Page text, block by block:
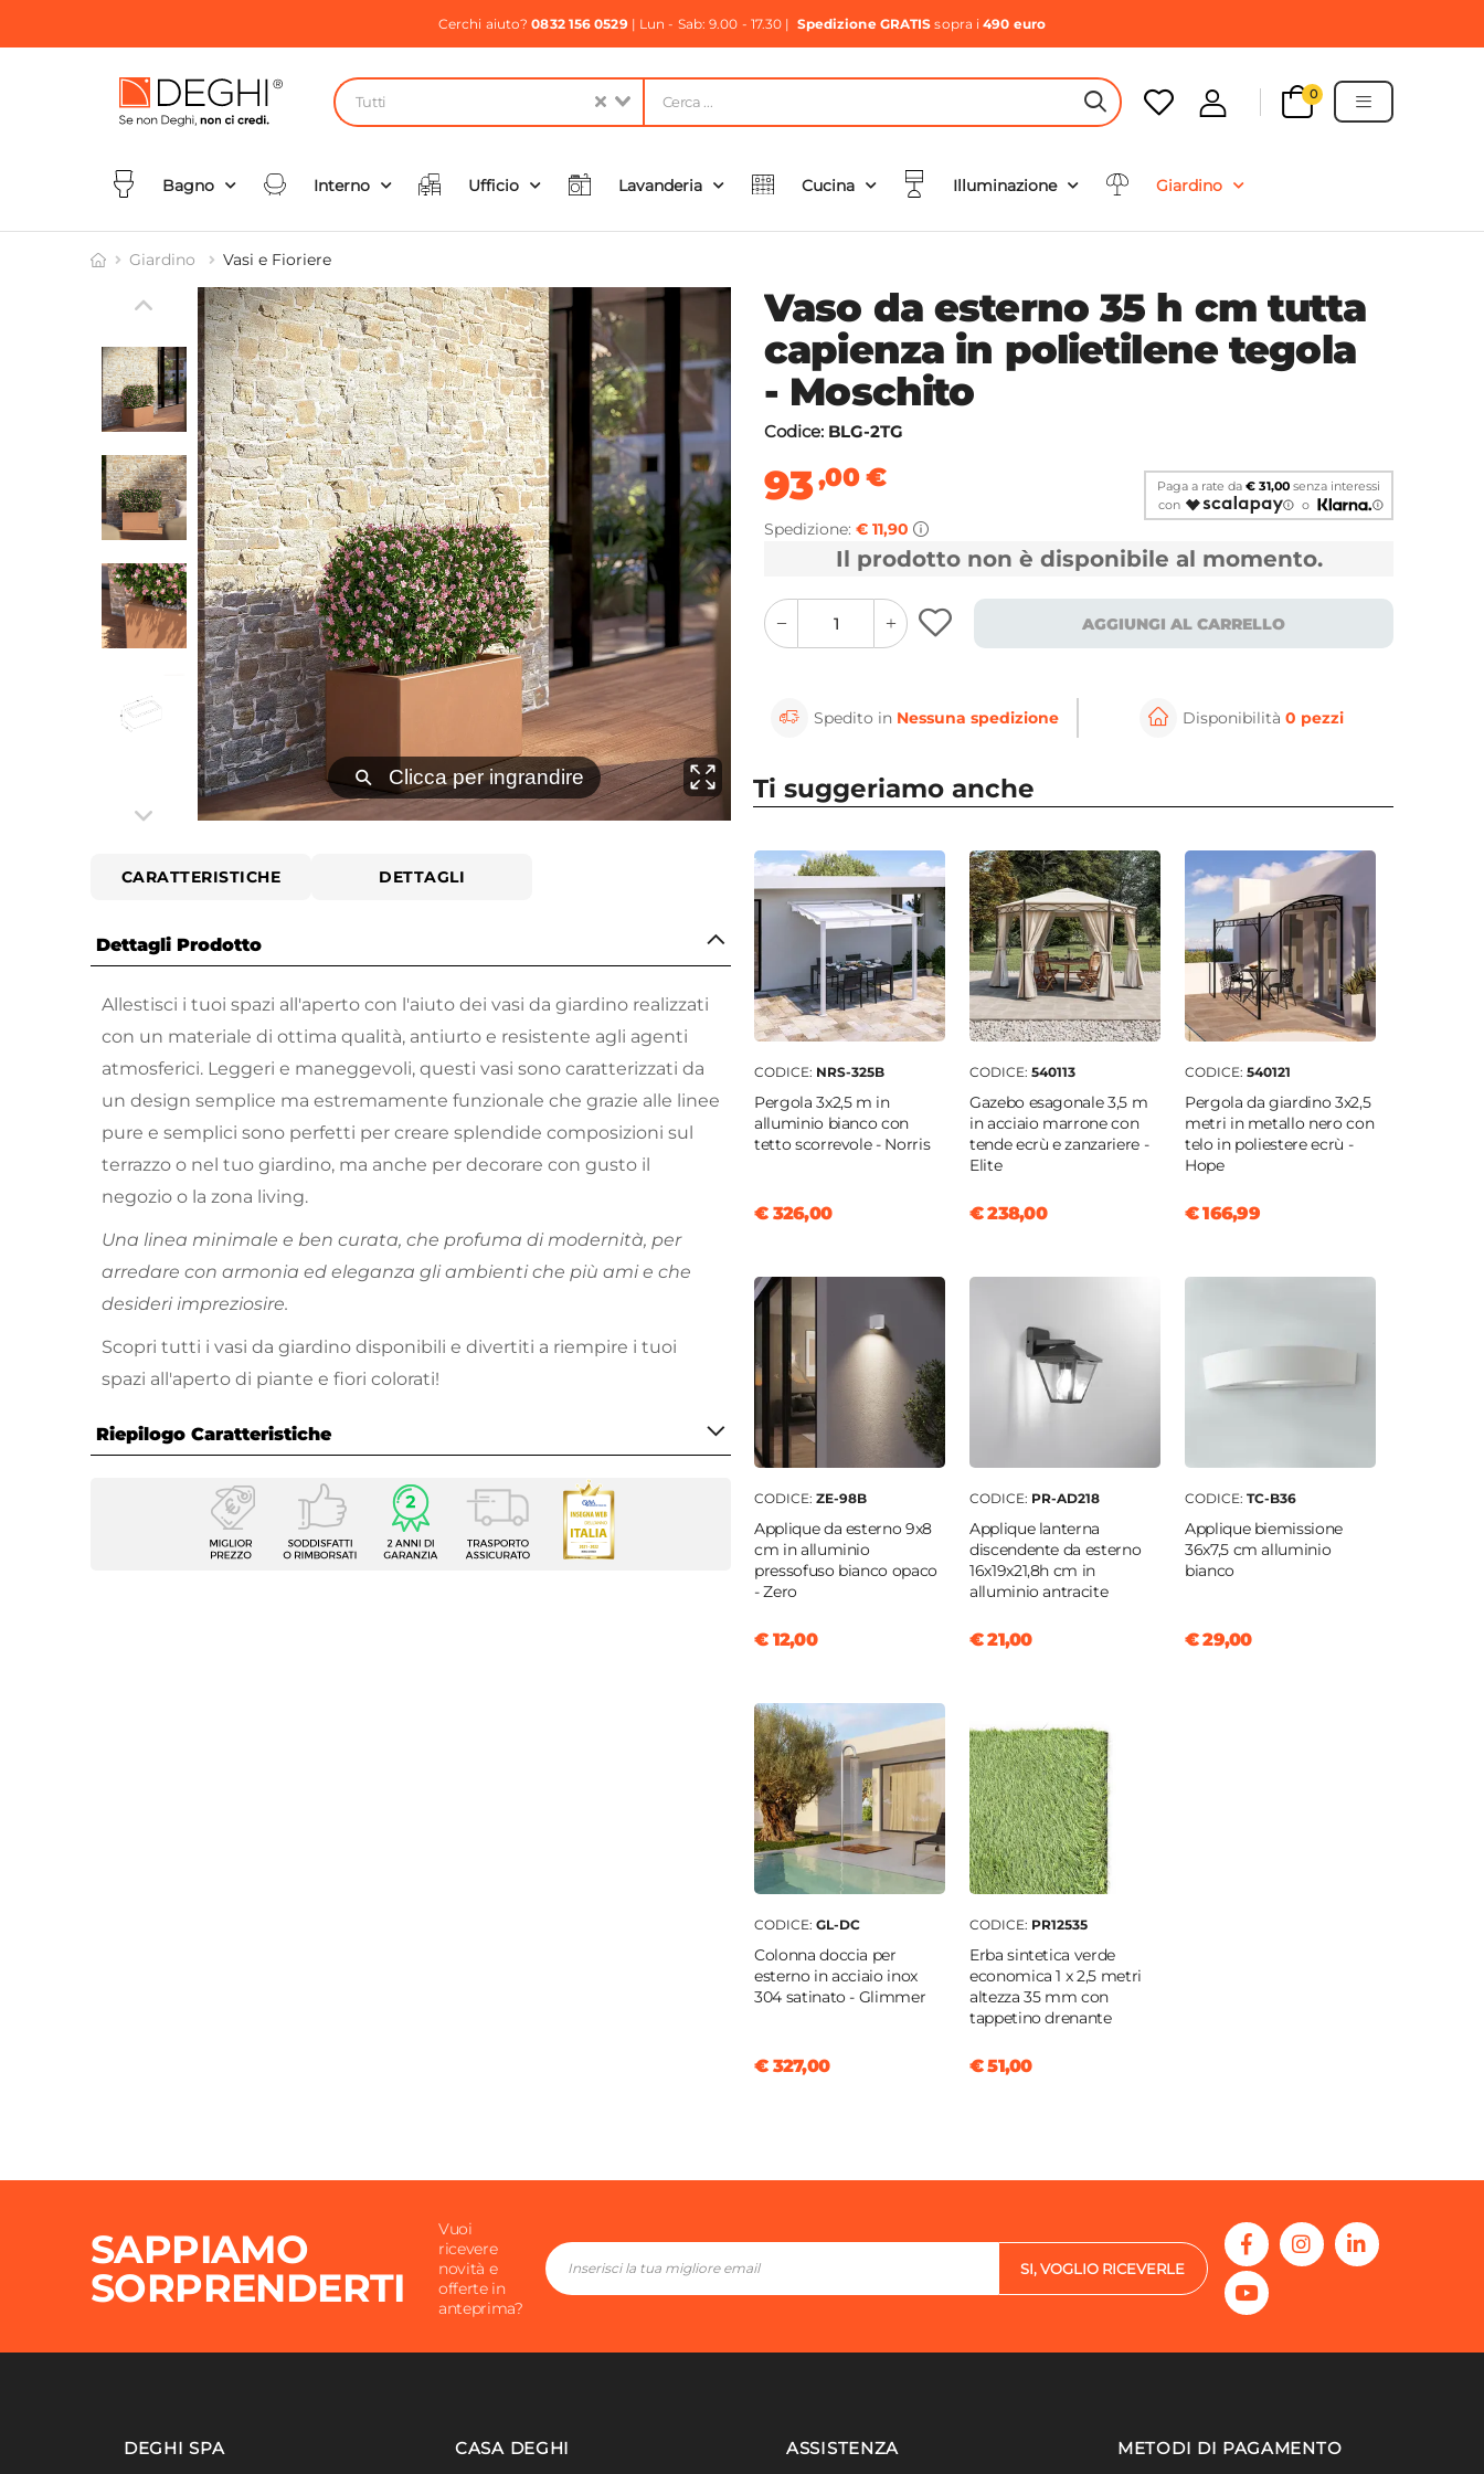
Cerchi aiuto?0832 156 0529| Lun - Sab: 9.00 - 17.30 | Spedizione GRATIS sopra i490 euro
Tutti HEADER SEARCH BUTTON
0
Bagno Interno Ufficio Lavanderia Cucina Illuminazione Giardino
Giardino Vasi e Fioriere
⚲ Clicca per ingrandire ⚲ Clicca per ingrandire
CARATTERISTICHE DETTAGLI
Dettagli Prodotto
Allestisci i tuoi spazi all'aperto con l'aiuto dei vasi da giardino realizzati
con un materiale di ottima qualità, antiurto e resistente agli agenti
atmosferici. Leggeri e maneggevoli, questi vasi sono caratterizzati da
un design semplice ma estremamente funzionale che grazie alle linee
pure e semplici sono perfetti per creare splendide composizioni sul
terrazzo o nel tuo giardino, ma anche per decorare con gusto il
negozio o la zona living.
Una linea minimale e ben curata, che profuma di modernità, per
arredare con armonia ed eleganza gli ambienti che più ami e che
desideri impreziosire.
Scopri tutti i vasi da giardino disponibili e divertiti a riempire i tuoi
spazi all'aperto di piante e fiori colorati!
Riepilogo Caratteristiche
Caratteristiche
Vaso
Rettangolare
Vaso da esterno 35 h cm tutta
capienza in polietilene tegola
- Moschito
Codice: BLG-2TG
93,00€
Spedizione: € 11,90
Paga a rate da€ 31,00 senza interessi
con
o
Il prodotto non è disponibile al momento.
quantity
button
quantity
minus
button
AGGIUNGI AL CARRELLO
Spedito in Nessuna spedizione Disponibilità 0 pezzi
Ti suggeriamo anche
CODICE: NRS-325B
Pergola 3x2,5 m in
alluminio bianco con
tetto scorrevole - Norris
€ 326,00
CODICE: 540113
Gazebo esagonale 3,5 m
in acciaio marrone con
tende ecrù e zanzariere -
Elite
€ 238,00
CODICE: 540121
Pergola da giardino 3x2,5
metri in metallo nero con
telo in poliestere ecrù -
Hope
€ 166,99
CODICE: ZE-98B
Applique da esterno 9x8
cm in alluminio
pressofuso bianco opaco
- Zero
€ 12,00
CODICE: PR-AD218
Applique lanterna
discendente da esterno
16x19x21,8h cm in
alluminio antracite
€ 21,00
CODICE: TC-B36
Applique biemissione
36x7,5 cm alluminio
bianco
€ 29,00
CODICE: GL-DC
Colonna doccia per
esterno in acciaio inox
304 satinato - Glimmer
€ 327,00
CODICE: PR12535
Erba sintetica verde
economica 1 x 2,5 metri
altezza 35 mm con
tappetino drenante
€ 51,00
SAPPIAMO
SORPRENDERTI
Vuoi
ricevere
novità e
offerte in
anteprima?
SI, VOGLIO RICEVERLE
DEGHI SPA CASA DEGHI ASSISTENZA METODI DI PAGAMENTO